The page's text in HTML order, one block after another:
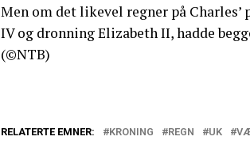
Men om det likevel regner på Charles’
IV og dronning Elizabeth II, hadde
(©NTB)
RELATERTE EMNER: KRONING REGN UK